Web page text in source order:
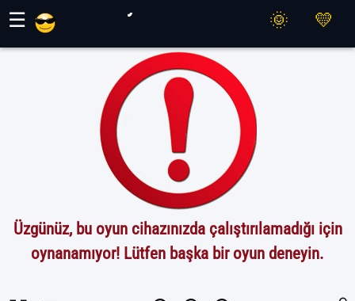
☰
Üzgünüz, bu oyun cihazınızda çalıştırılamadığı için
oynanamıyor! Lütfen başka bir oyun deneyin.